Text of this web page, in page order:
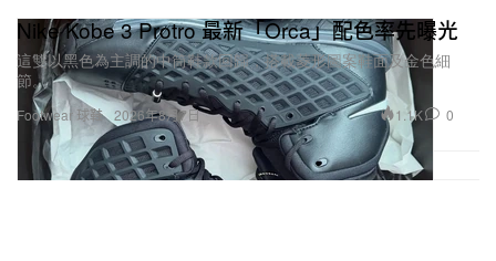
Footwear 球鞋
Nike Kobe 3 Protro 最新「Orca」配色率先曝光
這雙以黑色為主調的中筒鞋款回歸，搭載菱形圖案鞋面及金色細
節。
2026年8月7日 1.1K 0